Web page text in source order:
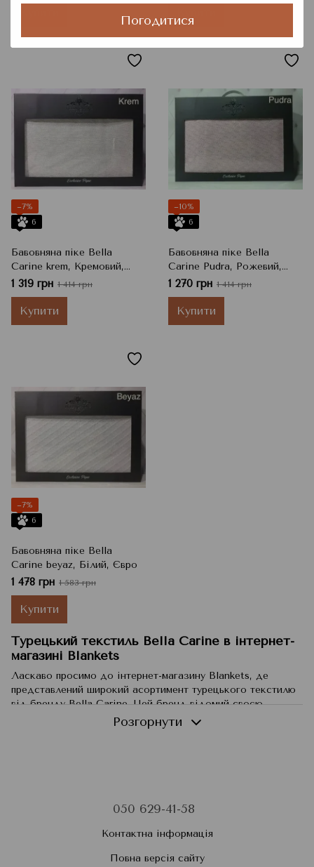
Погодитися
−7%
6
Бавовняна піке Bella
Carine krem, Кремовий,
Євро
1 319 грн 1 414 грн
Купити
−10%
6
Бавовняна піке Bella
Carine Pudra, Рожевий,
Євро
1 270 грн 1 414 грн
Купити
−7%
6
Бавовняна піке Bella
Carine beyaz, Білий, Євро
1 478 грн 1 583 грн
Купити
Турецький текстиль Bella Carine в інтернет-
магазині Blankets
Ласкаво просимо до інтернет-магазину Blankets, де
представлений широкий асортимент турецького текстилю
від бренду Bella Carine. Цей бренд відомий своєю
високою якістю та стильним дизайном, пропонуючи
різноманітні товари для створення затишку та комфорту у
вибір для тих, хто цінує якість та комфорт. Виготовлені зі
100% натуральної бавовни, вони мають безліч переваг:
м'якої бавовни, яка забезпечує довгий термін служби.
Розгорнути
050 629-41-58
Контактна інформація
Повна версія сайту